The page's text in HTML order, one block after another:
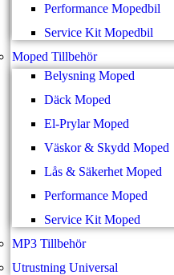
Performance Mopedbil
Service Kit Mopedbil
Moped Tillbehör
Belysning Moped
Däck Moped
El-Prylar Moped
Väskor & Skydd Moped
Lås & Säkerhet Moped
Performance Moped
Service Kit Moped
MP3 Tillbehör
Utrustning Universal